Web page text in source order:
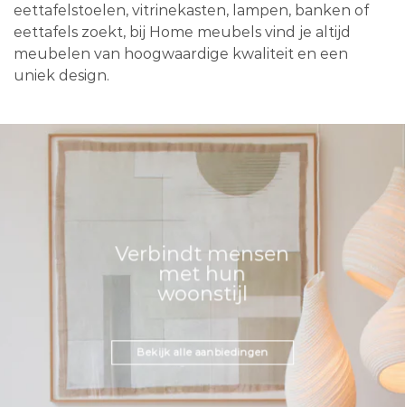
eettafelstoelen, vitrinekasten, lampen, banken of
eettafels zoekt, bij Home meubels vind je altijd
meubelen van hoogwaardige kwaliteit en een
uniek design.
Verbindt mensen
met hun
woonstijl
Bekijk alle aanbiedingen